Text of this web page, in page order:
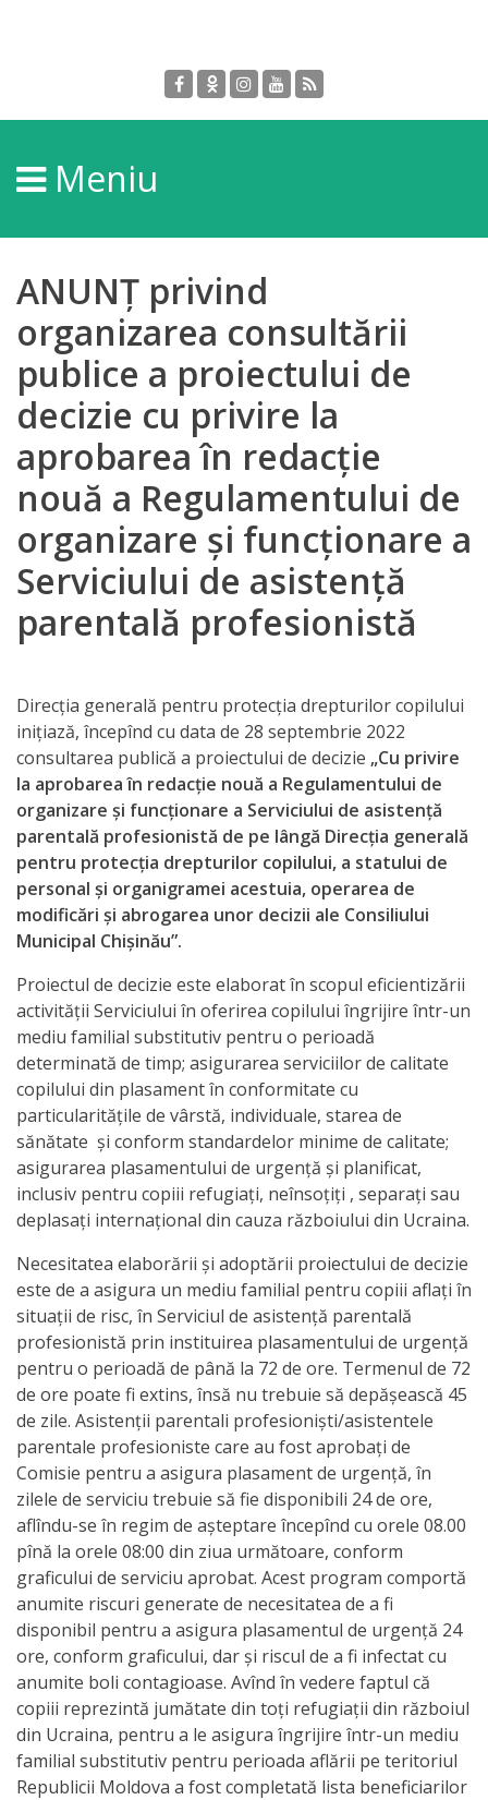
DGPDC
Informații
despre
Subdiviziuni/Servicii
Structura
Strategia
Orarul
audienței
Managementul
instituției
de
activitate
Parteneriate
Proiecte
Rapoarte
de
activitate
Transparență
Achiziții
publice
Invitații
de
participare
Planuri
de
achiziții
Anticorupție
Știri
și
Evenimente
Acte
și
regulamente
Meniu
ANUNȚ privind
organizarea consultării
publice a proiectului de
decizie cu privire la
aprobarea în redacție
nouă a Regulamentului de
organizare și funcționare a
Serviciului de asistență
parentală profesionistă
Direcția generală pentru protecția drepturilor copilului
iniţiază, începînd cu data de 28 septembrie 2022
consultarea publică a proiectului de decizie „Cu privire
la aprobarea în redacție nouă a Regulamentului de
organizare și funcționare a Serviciului de asistență
parentală profesionistă de pe lângă Direcția generală
pentru protecția drepturilor copilului, a statului de
personal și organigramei acestuia, operarea de
modificări și abrogarea unor decizii ale Consiliului
Municipal Chișinău”.
Proiectul de decizie este elaborat în scopul eficientizării
activității Serviciului în oferirea copilului îngrijire într-un
mediu familial substitutiv pentru o perioadă
determinată de timp; asigurarea serviciilor de calitate
copilului din plasament în conformitate cu
particularitățile de vârstă, individuale, starea de
sănătate și conform standardelor minime de calitate;
asigurarea plasamentului de urgență și planificat,
inclusiv pentru copiii refugiați, neînsoțiți , separați sau
deplasați internațional din cauza războiului din Ucraina.
Necesitatea elaborării şi adoptării proiectului de decizie
este de a asigura un mediu familial pentru copiii aflați în
situații de risc, în Serviciul de asistență parentală
profesionistă prin instituirea plasamentului de urgență
pentru o perioadă de până la 72 de ore. Termenul de 72
de ore poate fi extins, însă nu trebuie să depăşească 45
de zile. Asistenții parentali profesioniști/asistentele
parentale profesioniste care au fost aprobați de
Comisie pentru a asigura plasament de urgență, în
zilele de serviciu trebuie să fie disponibili 24 de ore,
aflîndu-se în regim de aşteptare începînd cu orele 08.00
pînă la orele 08:00 din ziua următoare, conform
graficului de serviciu aprobat. Acest program comportă
anumite riscuri generate de necesitatea de a fi
disponibil pentru a asigura plasamentul de urgență 24
ore, conform graficului, dar și riscul de a fi infectat cu
anumite boli contagioase. Avînd în vedere faptul că
copiii reprezintă jumătate din toți refugiații din războiul
din Ucraina, pentru a le asigura îngrijire într-un mediu
familial substitutiv pentru perioada aflării pe teritoriul
Republicii Moldova a fost completată lista beneficiarilor